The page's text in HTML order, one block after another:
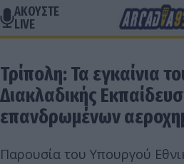
ΑΚΟΥΣΤΕ
LIVE
Τρίπολη: Τα εγκαίνια
Διακλαδικής
επανδρωμένων
Παρουσία του Υπουργού